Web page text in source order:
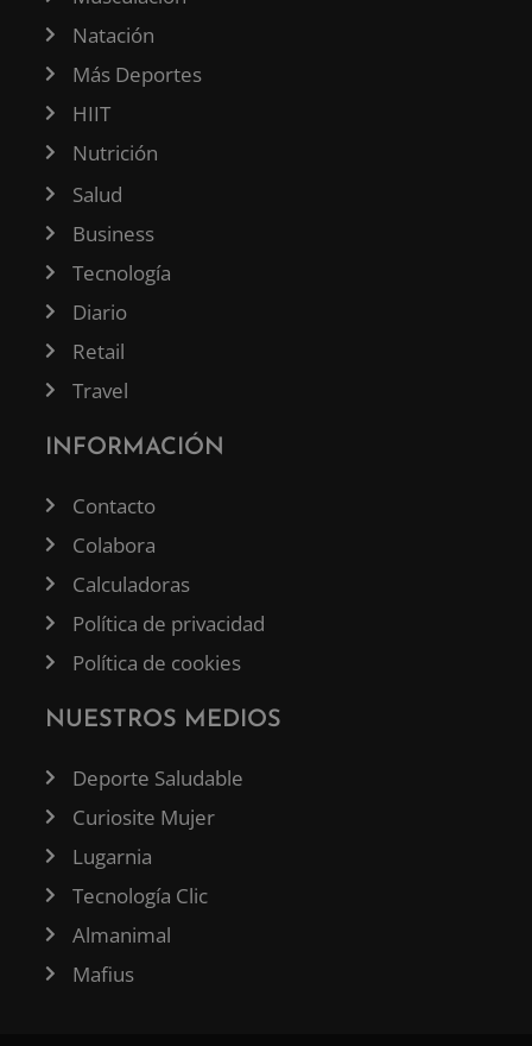
Natación
Más Deportes
HIIT
Nutrición
Salud
Business
Tecnología
Diario
Retail
Travel
INFORMACIÓN
Contacto
Colabora
Calculadoras
Política de privacidad
Política de cookies
NUESTROS MEDIOS
Deporte Saludable
Curiosite Mujer
Lugarnia
Tecnología Clic
Almanimal
Mafius